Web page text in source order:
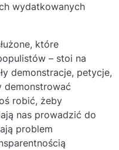
wydatkowanych
które
– stoi na
demonstracje, petycje,
demonstrować
robić, żeby
nas prowadzić do
problem